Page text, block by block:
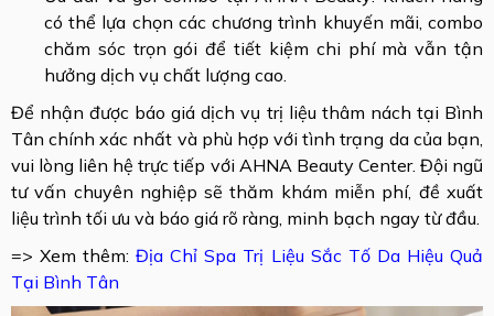
có thể lựa chọn các chương trình khuyến mãi, combo
chăm sóc trọn gói để tiết kiệm chi phí mà vẫn tận
hưởng dịch vụ chất lượng cao.
Để nhận được báo giá dịch vụ trị liệu thâm nách tại Bình
Tân chính xác nhất và phù hợp với tình trạng da của bạn,
vui lòng liên hệ trực tiếp với AHNA Beauty Center. Đội ngũ
tư vấn chuyên nghiệp sẽ thăm khám miễn phí, đề xuất
liệu trình tối ưu và báo giá rõ ràng, minh bạch ngay từ đầu.
=> Xem thêm:Địa Chỉ Spa Trị Liệu Sắc Tố Da Hiệu Quả
Tại Bình Tân